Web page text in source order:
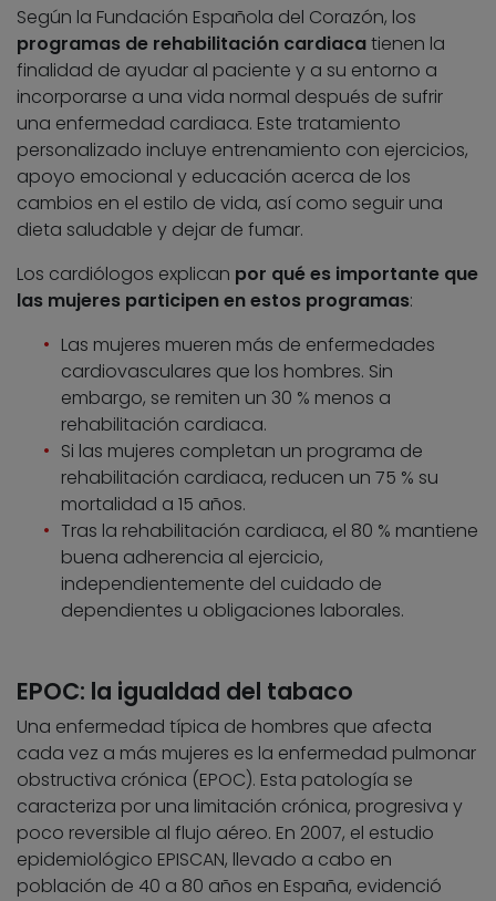
Según la Fundación Española del Corazón, los
programas de rehabilitación cardiacatienen la
finalidad de ayudar al paciente y a su entorno a
incorporarse a una vida normal después de sufrir
una enfermedad cardiaca. Este tratamiento
personalizado incluye entrenamiento con ejercicios,
apoyo emocional y educación acerca de los
cambios en el estilo de vida, así como seguir una
dieta saludable y dejar de fumar.
Los cardiólogos explican por qué es importante que
las mujeres participen en estos programas:
Las mujeres mueren más de enfermedades
cardiovasculares que los hombres. Sin
embargo, se remiten un 30 % menos a
rehabilitación cardiaca.
Si las mujeres completan un programa de
rehabilitación cardiaca, reducen un 75 % su
mortalidad a 15 años.
Tras la rehabilitación cardiaca, el 80 % mantiene
buena adherencia al ejercicio,
independientemente del cuidado de
dependientes u obligaciones laborales.
EPOC: la igualdad del tabaco
Una enfermedad típica de hombres que afecta
cada vez a más mujeres es la enfermedad pulmonar
obstructiva crónica (EPOC). Esta patología se
caracteriza por una limitación crónica, progresiva y
poco reversible al flujo aéreo. En 2007, el estudio
epidemiológico EPISCAN, llevado a cabo en
población de 40 a 80 años en España, evidenció